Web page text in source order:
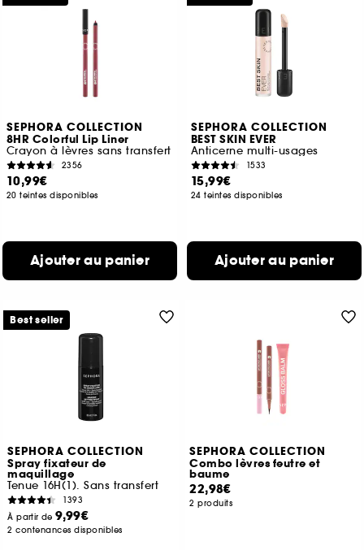
SEPHORA COLLECTION
8HR Colorful Lip Liner
Crayon à lèvres sans transfert
2356
10,99€
20 teintes disponibles
Ajouter au panier
SEPHORA COLLECTION
BEST SKIN EVER
Anticerne multi-usages
1533
15,99€
24 teintes disponibles
Ajouter au panier
SEPHORA COLLECTION
Spray fixateur de
maquillage
Tenue 16H(1). Sans transfert
1393
À partir de9,99€
2 contenances disponibles
Best seller
SEPHORA COLLECTION
Combo lèvres feutre et
baume
22,98€
2 produits